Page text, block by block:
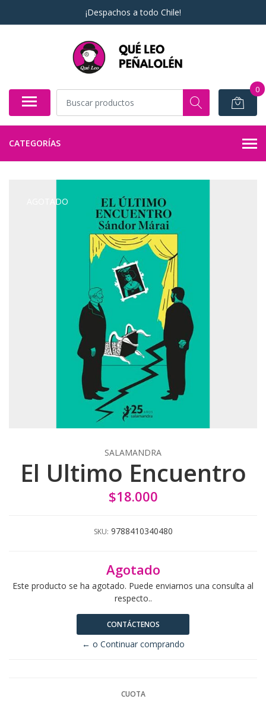
¡Despachos a todo Chile!
0
CATEGORÍAS
AGOTADO
SALAMANDRA
El Ultimo Encuentro
$18.000
SKU: 9788410340480
Agotado
Este producto se ha agotado. Puede enviarnos una consulta al
respecto..
CONTÁCTENOS
← o Continuar comprando
CUOTA